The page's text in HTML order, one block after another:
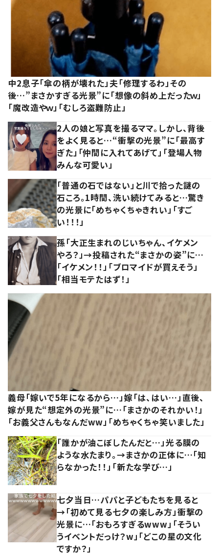
中2息子「傘の柄が壊れた」夫「修理するわ」その
後…”まさかすぎる光景”に「想像の斜め上だったｗ」
「魔改造やｗ」「むしろ盗難防止」
2人の娘と写真を撮るママ。しかし、背後
をよく見ると…“衝撃の光景”に「最高す
ぎた」「仲間に入れてあげて」「登場人物
みんな可愛い」
「普通の石ではない」と川で拾った謎の
石ころ。1時間、洗い続けてみると…驚き
の光景に「めちゃくちゃきれい」「すご
い！！！」
孫「大正生まれのじいちゃん、イケメン
やろ？」→投稿された“まさかの姿”に…
「イケメン！！」「ブロマイドが買えそう」
「相当モテたはず！」
義母「嫁いで5年になるから…」嫁「は、はい…」直後、
嫁が見た“想定外の光景”に…「まさかのそれかい！」
「お義父さんもなんだww」「めちゃくちゃ笑いました」
「誰かが油こぼしたんだと…」光る膜の
ような水たまり。→まさかの正体に…「知
らなかった！！」「新たな学び…」
七夕当日…パパと子どもたちを見ると
→「初めて見る七夕の楽しみ方」衝撃の
光景に…「おもろすぎるwww」「そうい
うイベントだっけ？w」「どこの星の文化
ですか？」